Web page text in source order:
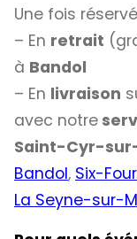
Une fois
– En retrait
à Bandol
– En livraison
avec notre
Saint-Cyr-
Bandol, Six-
La Seyne-sur-